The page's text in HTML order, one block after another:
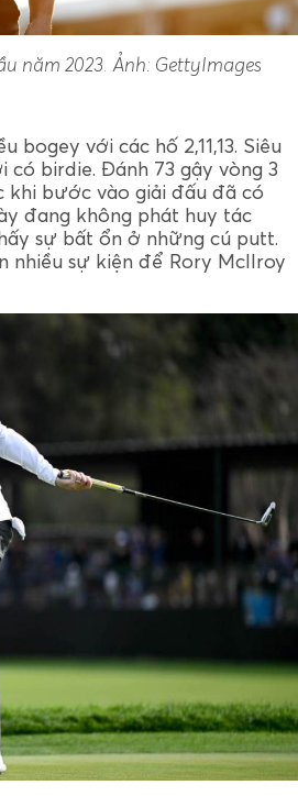
năm 2023. Ảnh: GettyImages
bogey với các hố 2,11,13. Siêu
có birdie. Đánh 73 gậy vòng 3
khi bước vào giải đấu đã có
đang không phát huy tác
sự bất ổn ở những cú putt.
nhiều sự kiện để Rory McIlroy